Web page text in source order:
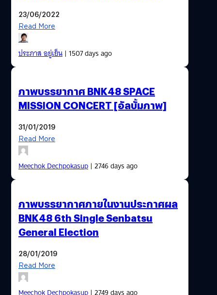
23/06/2022
Read More
ประภาส อยู่เย็น| 1507 days ago
ภาพบรรยากาศ BNK48 SPACE
MISSION CONCERT [อัลบั้มภาพ]
31/01/2019
Read More
Meechok Dechpokasup| 2746 days ago
ภาพบรรยากาศภายในงานประกาศผล
BNK48 6th Single Senbatsu
General Election
28/01/2019
Read More